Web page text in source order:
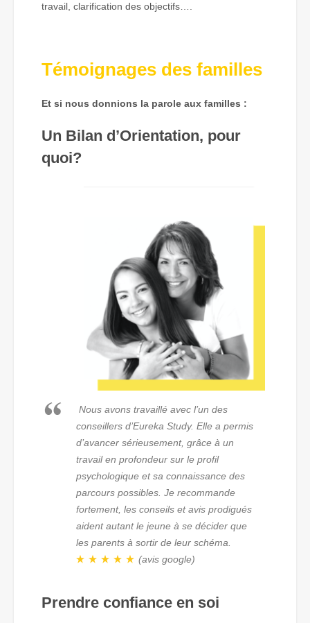
travail, clarification des objectifs….
Témoignages des familles
Et si nous donnions la parole aux familles :
Un Bilan d’Orientation, pour
quoi?
Nous avons travaillé avec l’un des
conseillers d’Eureka Study. Elle a permis
d’avancer sérieusement, grâce à un
travail en profondeur sur le profil
psychologique et sa connaissance des
parcours possibles. Je recommande
fortement, les conseils et avis prodigués
aident autant le jeune à se décider que
les parents à sortir de leur schéma.
(avis google)
Prendre confiance en soi